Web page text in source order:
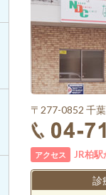
〒277-0852 千
アクセス JR柏
診